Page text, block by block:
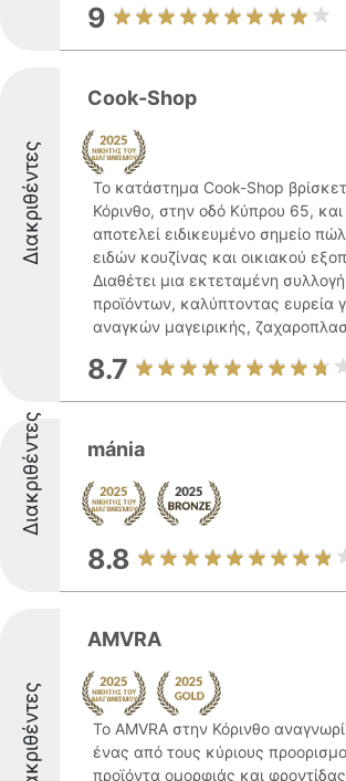
9
Διακριθέντες
Cook-Shop
Το κατάστημα Cook-Shop
Κόρινθο, στην οδό Κύπρου 65, και
αποτελεί ειδικευμένο σημείο
ειδών κουζίνας και οικιακού
Διαθέτει μια εκτεταμένη συλλογή
προϊόντων, καλύπτοντας ευρεία
αναγκών μαγειρικής,
8.7
Διακριθέντες mánia
8.8
Διακριθέντες
AMVRA
Το AMVRA στην Κόρινθο
ένας από τους κύριους
προϊόντα ομορφιάς και